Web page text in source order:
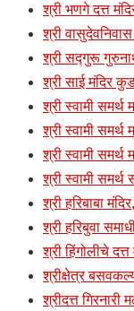
श्री भणगे दत्त
श्री
श्री सद्गुरू
श्री साई मंदिर
श्री स्वामी समर्थ
श्री स्वामी समर्थ
श्री स्वामी
श्री स्वामी समर्थ
श्री हरिबाबा
श्री हरिबुवा
श्री हिंगोलीचे दत्त
श्रीक्षेत्र
श्रीदत्त गिरनारी